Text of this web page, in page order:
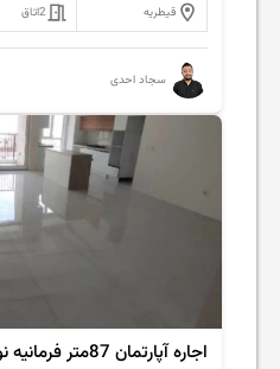
قیطریه 2اتاق
سجاد احدی
اجاره آپارتمان 87متر فرمانیه نوساز